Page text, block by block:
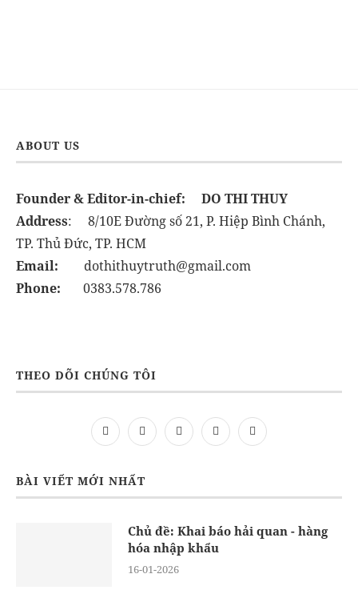
ABOUT US
Founder & Editor-in-chief:
DO THI THUY
Address: 8/10E Đường số 21, P. Hiệp Bình Chánh,
TP. Thủ Đức, TP. HCM
Email: dothithuytruth@gmail.com
Phone: 0383.578.786
THEO DÕI CHÚNG TÔI
BÀI VIẾT MỚI NHẤT
Chủ đề: Khai báo hải quan - hàng
hóa nhập khẩu
16-01-2026